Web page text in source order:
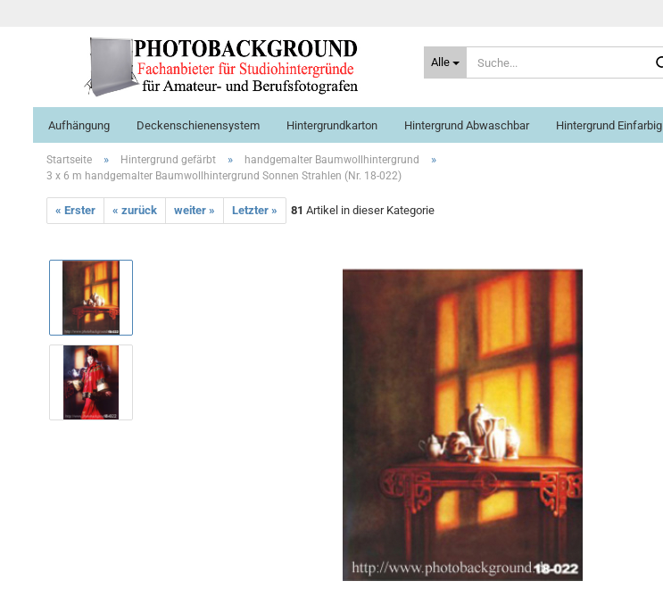
Alle
Aufhängung Deckenschienensystem Hintergrundkarton Hintergrund Abwaschbar Hintergrund Einfarbig
Startseite » Hintergrund gefärbt » handgemalter Baumwollhintergrund »
3 x 6 m handgemalter Baumwollhintergrund Sonnen Strahlen (Nr. 18-022)
« Erster « zurück weiter » Letzter » 81 Artikel in dieser Kategorie